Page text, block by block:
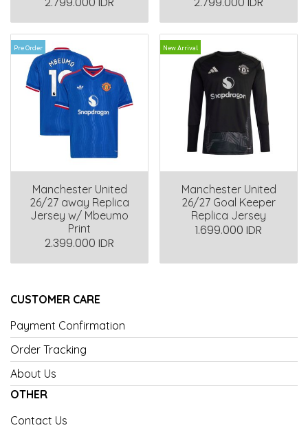
Pre Order
Manchester United
26/27 away Replica
Jersey w/ Mbeumo
Print
2.399.000 IDR
New Arrival
Manchester United
26/27 Goal Keeper
Replica Jersey
1.699.000 IDR
CUSTOMER CARE
Payment Confirmation
Order Tracking
About Us
OTHER
Contact Us